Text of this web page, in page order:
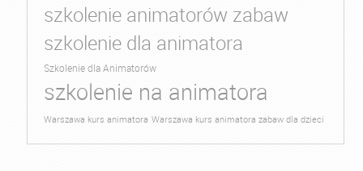
szkolenie animatorów zabaw
szkolenie dla animatora
Szkolenie dla Animatorów
szkolenie na animatora
Warszawa kurs animatora Warszawa kurs animatora zabaw dla dzieci